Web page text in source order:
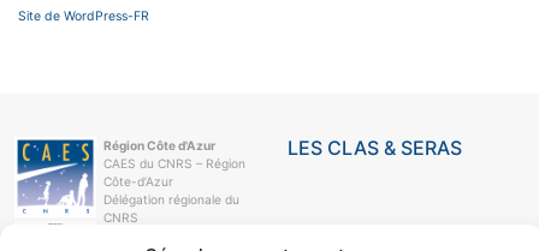
Site de WordPress-FR
Région Côte d'Azur
CAES du CNRS – Région
Côte-d’Azur
Délégation régionale du
CNRS
LES CLAS & SERAS